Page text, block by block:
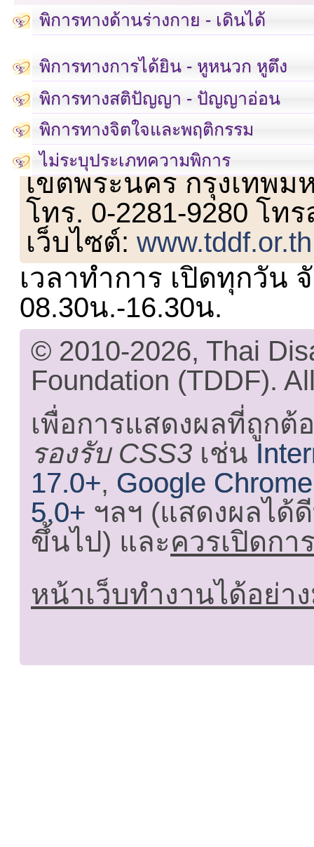
พิการทางด้านร่างกาย - เดินได้
พิการทางการได้ยิน - หูหนวก หูตึง
พิการทางสติปัญญา - ปัญญาอ่อน
พิการทางจิตใจและพฤติกรรม
ไม่ระบุประเภทความพิการ
เลขที่ 23 ชั้น 2 ถนนวิ
เขตพระนคร กรุงเทพม
โทร. 0-2281-9280 โท
เว็บไซต์:www.tddf.or.th
เวลาทำการ เปิดทุกวัน
08.30น.-16.30น.
© 2010-2026, Thai
Foundation (TDDF).
เพื่อการแสดงผลที่ถูกต้
รองรับ CSS3 เช่น
17.0+, Google
5.0+ ฯลฯ (แสดงผลได้
ขึ้นไป) และควรเปิดกา
หน้าเว็บทำงานได้อย่า